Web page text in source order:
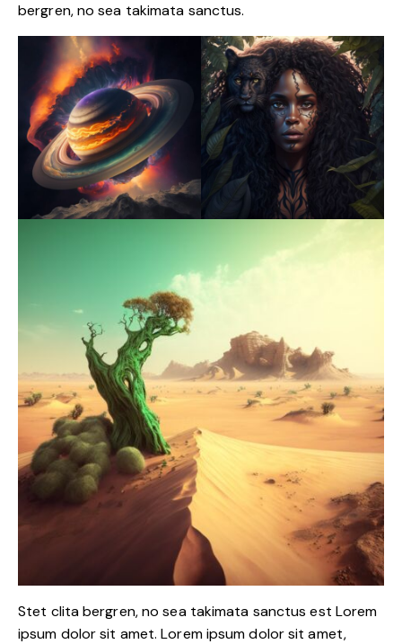
bergren, no sea takimata sanctus.
Stet clita bergren, no sea takimata sanctus est Lorem
ipsum dolor sit amet. Lorem ipsum dolor sit amet,